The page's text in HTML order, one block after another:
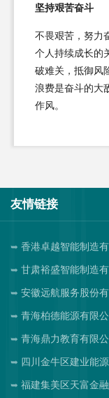
坚持艰苦奋斗
不畏艰苦，努力
个人持续成长的
破难关，抵御风
浪费是奋斗的大
作风。
友情链接
香港卓越智能制造
甘肃裕盛智能制造
安徽远航服务股份
青海柏德能源有限公
青海鼎力教育有限公
四川金牛区建业能
福建集美区天富金